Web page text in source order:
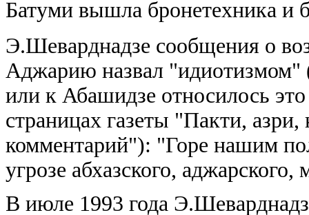
Батуми вышла бронетехника и
Э.Шеварднадзе сообщения о
Аджарию назвал "идиотизмом"
или к Абашидзе относилось
страницах газеты "Пакти,
комментарий"): "Горе нашим
угрозе абхазского, аджарского,
В июле 1993 года